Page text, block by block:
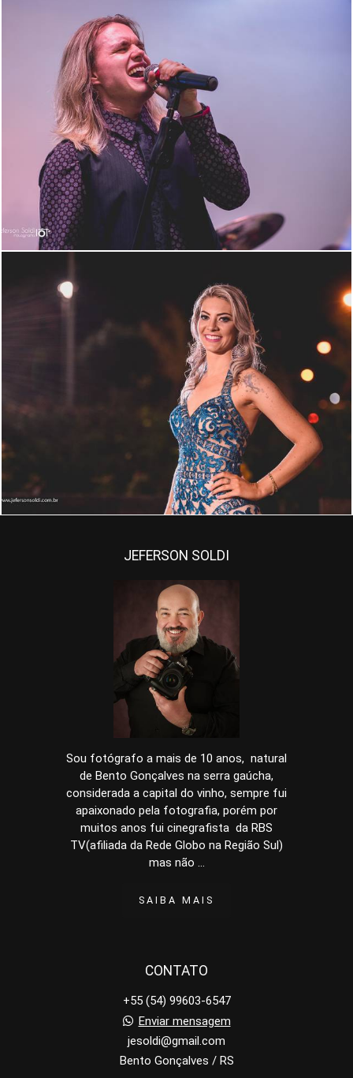
1420 144
1752 77
JEFERSON SOLDI
Sou fotógrafo a mais de 10 anos, natural
de Bento Gonçalves na serra gaúcha,
considerada a capital do vinho, sempre fui
apaixonado pela fotografia, porém por
muitos anos fui cinegrafista da RBS
TV(afiliada da Rede Globo na Região Sul)
mas não ...
SAIBA MAIS
CONTATO
+55 (54) 99603-6547
Enviar mensagem
jesoldi@gmail.com
Bento Gonçalves / RS